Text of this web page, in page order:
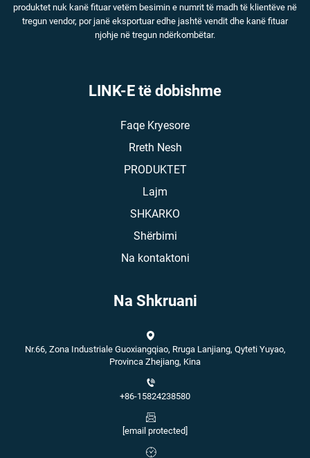
produktet nuk kanë fituar vetëm besimin e numrit të madh të klientëve në
tregun vendor, por janë eksportuar edhe jashtë vendit dhe kanë fituar
njohje në tregun ndërkombëtar.
LINK-E të dobishme
Faqe Kryesore
Rreth Nesh
PRODUKTET
Lajm
SHKARKO
Shërbimi
Na kontaktoni
Na Shkruani
Nr.66, Zona Industriale Guoxiangqiao, Rruga Lanjiang, Qyteti Yuyao,
Provinca Zhejiang, Kina
+86-15824238580
[email protected]